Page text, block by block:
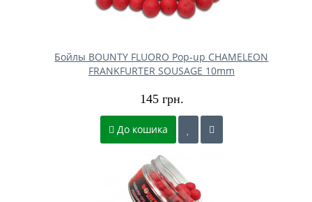
Бойлы BOUNTY FLUORO Pop-up CHAMELEON
FRANKFURTER SOUSAGE 10mm
145 грн.
До кошика